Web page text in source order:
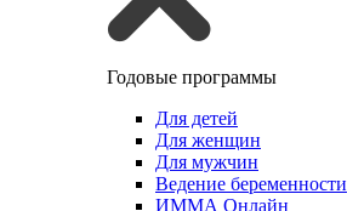
Годовые программы
Для детей
Для женщин
Для мужчин
Ведение беременности
ИММА Онлайн